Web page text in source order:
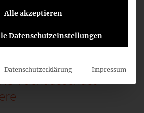
Fachausschuss –
Alle akzeptieren
Datenschutzeinstellungen
Datenschutzerklärung Impressum